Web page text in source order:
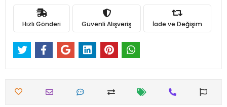
Hızlı Gönderi Güvenli Alışveriş İade ve Değişim